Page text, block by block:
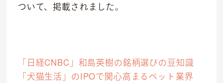
トリミングサロン
代表あいさつ
ついて、掲載されました。
「日経CNBC」和島英樹の銘柄選びの豆知識
「犬猫生活」のIPOで関心高まるペット業界